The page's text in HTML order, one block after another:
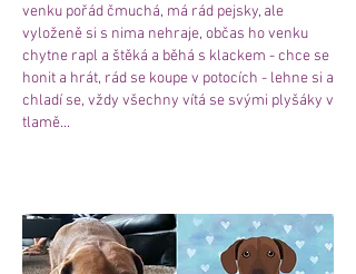
venku pořád čmuchá, má rád pejsky, ale
vyloženě si s nima nehraje, občas ho venku
chytne rapl a štěká a běhá s klackem - chce se
honit a hrát, rád se koupe v potocích - lehne si a
chladí se, vždy všechny vítá se svými plyšáky v
tlamě...